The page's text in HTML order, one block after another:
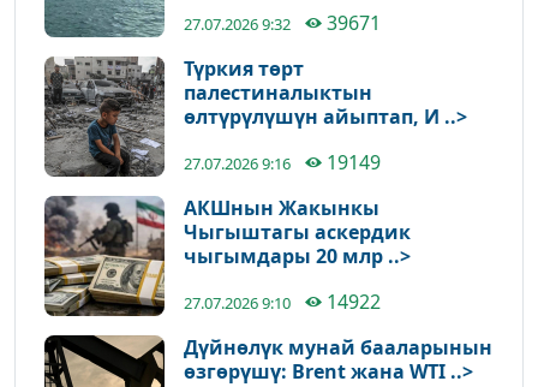
27.07.2026 9:32
39671
Түркия төрт
палестиналыктын
өлтүрүлүшүн айыптап, И ..>
27.07.2026 9:16
19149
АКШнын Жакынкы
Чыгыштагы аскердик
чыгымдары 20 млр ..>
27.07.2026 9:10
14922
Дүйнөлүк мунай бааларынын
өзгөрүшү: Brent жана WTI ..>